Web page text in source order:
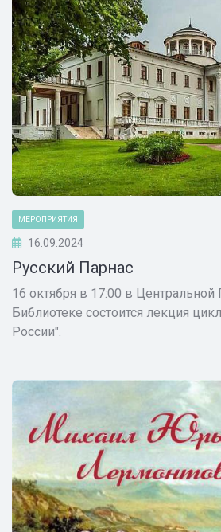
МЕРОПРИЯТИЯ
16.09.2024
Русский Парнас
16 октября в 17:00 в
Библиотеке состоится лекция
России".